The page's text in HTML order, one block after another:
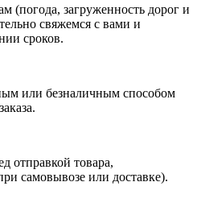
(погода, загруженность дорог и
свяжемся с вами и
сроков.
или безналичным способом
отправкой товара,
самовывозе или доставке).